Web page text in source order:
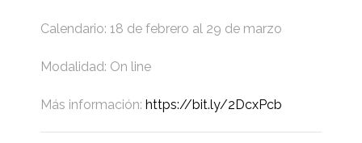
Calendario: 18 de febrero al 29 de marzo
Modalidad: On line
Más información: https://bit.ly/2DcxPcb